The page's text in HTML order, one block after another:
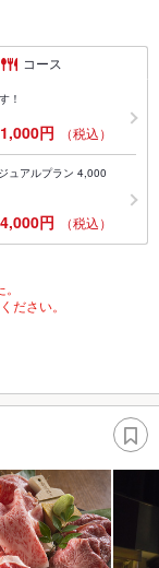
コース
！
1,000円 （税込）
ュアルプラン 4,000
4,000円 （税込）
ださい。